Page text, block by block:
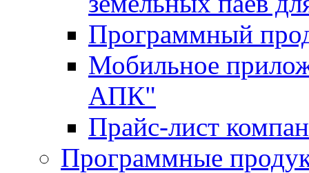
Программный
Мобильное
АПК"
Прайс-лист
Программные